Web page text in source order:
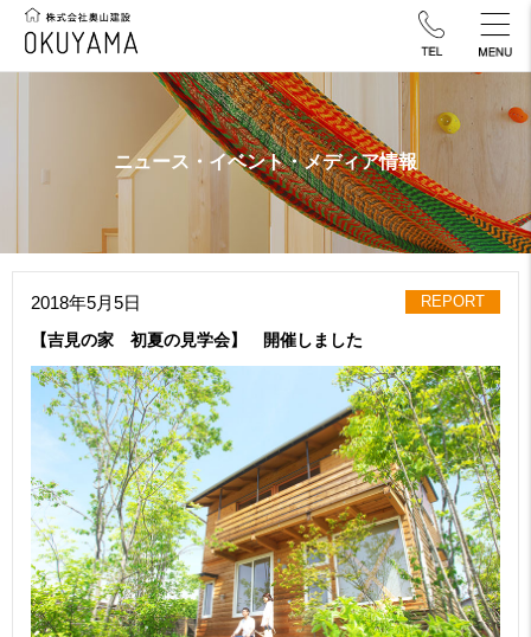
ニュース・イベント・メディア情報
2018年5月5日 REPORT
【吉見の家 初夏の見学会】 開催しました